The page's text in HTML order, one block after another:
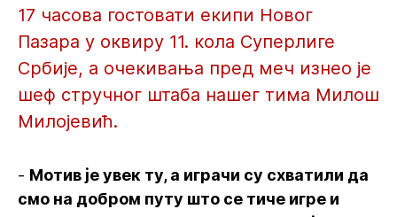
17 часова гостовати екипи Новог
Пазара у оквиру 11. кола Суперлиге
Србије, а очекивања пред меч изнео је
шеф стручног штаба нашег тима Милош
Милојевић.
- Мотив је увек ту, а играчи су схватили да
смо на добром путу што се тиче игре и